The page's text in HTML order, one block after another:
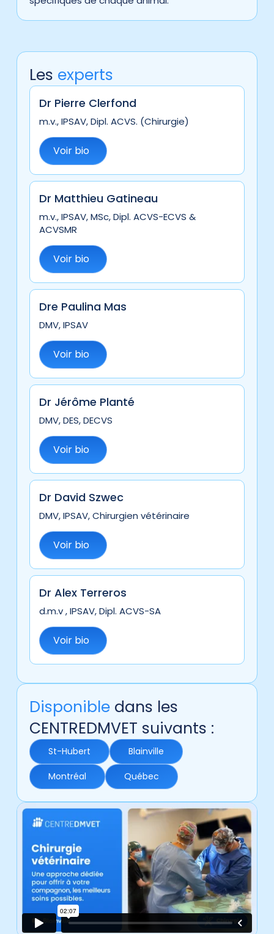
Les experts
Dr Pierre Clerfond
m.v., IPSAV, Dipl. ACVS. (Chirurgie)
Voir bio
Dr Matthieu Gatineau
m.v., IPSAV, MSc, Dipl. ACVS-ECVS &
ACVSMR
Voir bio
Dre Paulina Mas
DMV, IPSAV
Voir bio
Dr Jérôme Planté
DMV, DES, DECVS
Voir bio
Dr David Szwec
DMV, IPSAV, Chirurgien vétérinaire
Voir bio
Dr Alex Terreros
d.m.v , IPSAV, Dipl. ACVS-SA
Voir bio
Disponibledans les
CENTREDMVET suivants :
St-Hubert Blainville
Montréal Québec